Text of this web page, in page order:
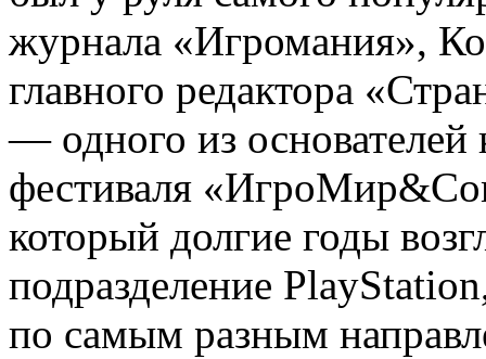
журнала «Игромания»,
главного редактора
— одного из
фестиваля
который долгие годы
подразделение
по самым разным